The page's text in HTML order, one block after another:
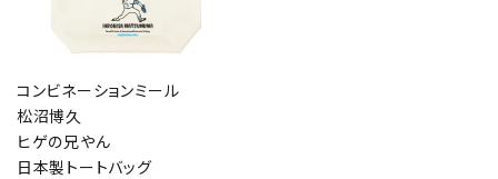
コンビネーションミール
松沼博久
ヒゲの兄やん
日本製トートバッグ